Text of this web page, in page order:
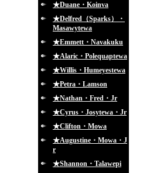
★Duane・Koinva
★Delfred（Sparks）・
Masawytewa
★Emmett・Navakuku
★Alaric・Polequaptewa
★Willis・Humeyestewa
★Petra・Lamson
★Nathan・Fred・Jr
★Cyrus・Josytewa・Jr
★Clifton・Mowa
★Augustine・Mowa・J
r
★Shannon・Talawepi